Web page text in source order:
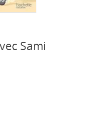
Sami